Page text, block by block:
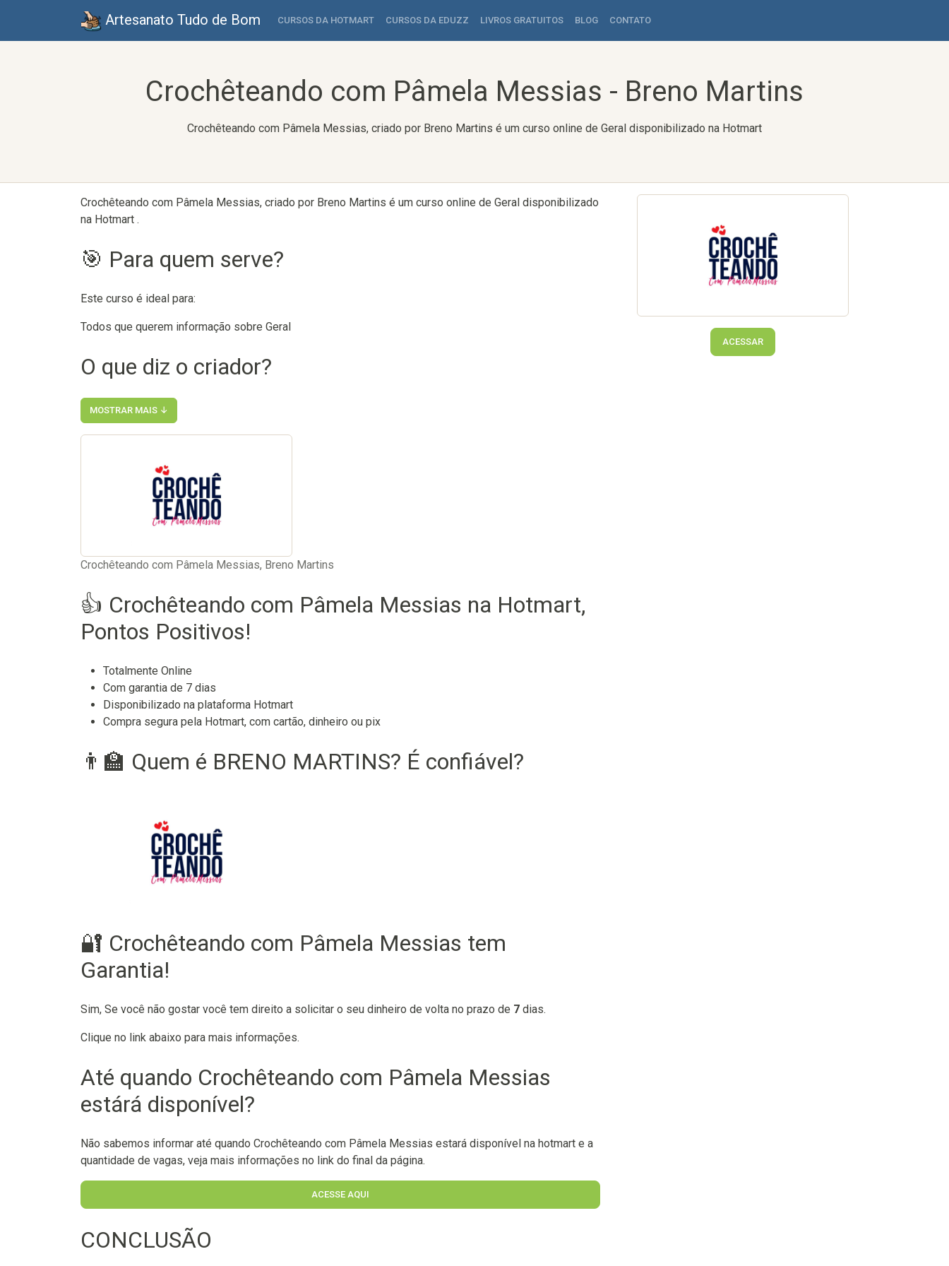
Artesanato Tudo de Bom CURSOS DA HOTMART CURSOS DA EDUZZ LIVROS GRATUITOS BLOG CONTATO
Crochêteando com Pâmela Messias - Breno Martins
Crochêteando com Pâmela Messias, criado por Breno Martins é um curso online de Geral disponibilizado na Hotmart
Crochêteando com Pâmela Messias, criado por Breno Martins é um curso online de Geral disponibilizado
na Hotmart .
🎯 Para quem serve?
Este curso é ideal para:
Todos que querem informação sobre Geral
O que diz o criador?
MOSTRAR MAIS ↓
Crochêteando com Pâmela Messias, Breno Martins
👍 Crochêteando com Pâmela Messias na Hotmart,
Pontos Positivos!
Totalmente Online
Com garantia de 7 dias
Disponibilizado na plataforma Hotmart
Compra segura pela Hotmart, com cartão, dinheiro ou pix
👨‍🏫 Quem é BRENO MARTINS? É confiável?
🔐 Crochêteando com Pâmela Messias tem
Garantia!
Sim, Se você não gostar você tem direito a solicitar o seu dinheiro de volta no prazo de 7 dias.
Clique no link abaixo para mais informações.
Até quando Crochêteando com Pâmela Messias
estárá disponível?
Não sabemos informar até quando Crochêteando com Pâmela Messias estará disponível na hotmart e a
quantidade de vagas, veja mais informações no link do final da página.
ACESSE AQUI
CONCLUSÃO
ACESSAR